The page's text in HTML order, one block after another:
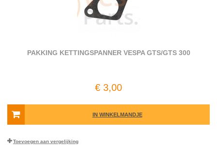
PAKKING KETTINGSPANNER VESPA GTS/GTS 300
€ 3,00
IN WINKELMANDJE
Toevoegen aan vergelijking